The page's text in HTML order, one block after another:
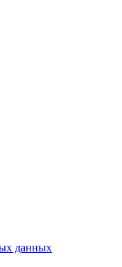
данных